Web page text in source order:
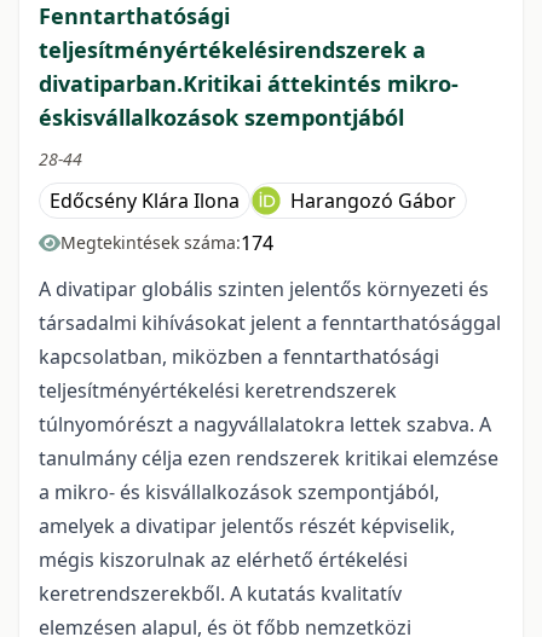
Fenntarthatósági
teljesítményértékelésirendszerek a
divatiparban.Kritikai áttekintés mikro-
éskisvállalkozások szempontjából
28-44
Edőcsény Klára Ilona Harangozó Gábor
Megtekintések száma:174
A divatipar globális szinten jelentős környezeti és
társadalmi kihívásokat jelent a fenntarthatósággal
kapcsolatban, miközben a fenntarthatósági
teljesítményértékelési keretrendszerek
túlnyomórészt a nagyvállalatokra lettek szabva. A
tanulmány célja ezen rendszerek kritikai elemzése
a mikro- és kisvállalkozások szempontjából,
amelyek a divatipar jelentős részét képviselik,
mégis kiszorulnak az elérhető értékelési
keretrendszerekből. A kutatás kvalitatív
elemzésen alapul, és öt főbb nemzetközi